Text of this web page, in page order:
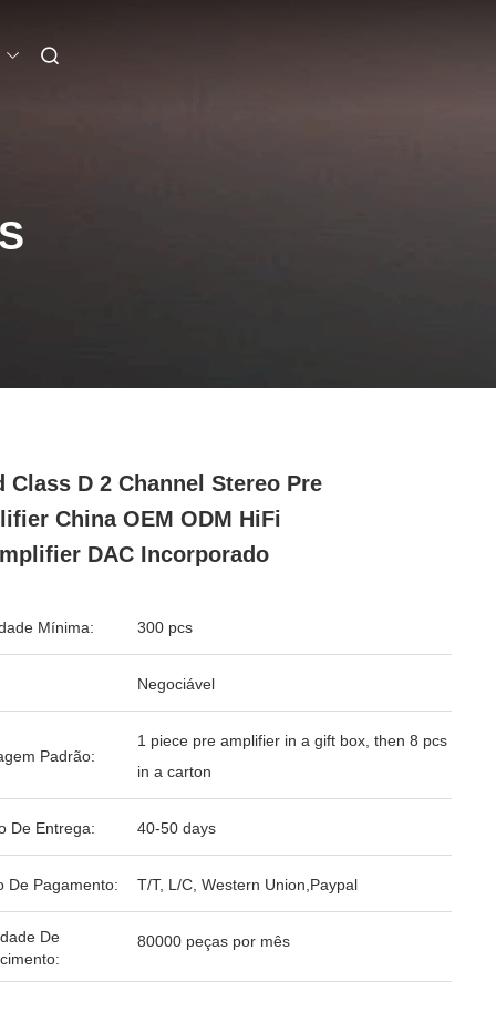
Class D 2 Channel Stereo Pre
China OEM ODM HiFi
DAC Incorporado
Mínima: 300 pcs
Negociável
Padrão:
1 piece pre amplifier in a gift box, then 8 pcs
in a carton
De Entrega: 40-50 days
De Pagamento: T/T, L/C, Western Union,Paypal
De
80000 peças por mês